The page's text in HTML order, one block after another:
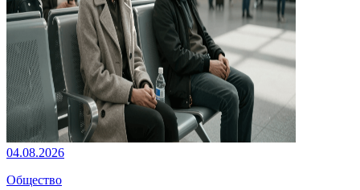
04.08.2026
Общество